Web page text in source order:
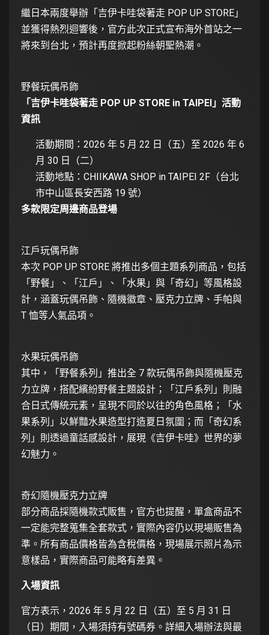
繼日本兩度舉辦「吉伊卡哇袋著走 POP UP STORE」
並獲得熱烈迴響後，官方此次正式宣布海外首站之一
將來到台北，預計再度掀起粉絲朝聖熱潮。
野餐玩偶吊飾
「吉伊卡哇袋著走 POP UP STORE in TAIPEI 」活動
資訊
活動期間：2026 年 5 月 22 日（五）至 2026 年 6
月 30 日（二）
活動地點：CHIIKAWA SHOP in TAIPEI 2F（台北
市中山區長安西路 19 號）
多款限定周邊商品登場
江戶玩偶吊飾
本次 POP UP STORE 將推出多個主題系列商品，包括
「野餐」、「江戶」、「水果」與「奇幻」等風格設
計，涵蓋玩偶吊飾、隨機徽章、壓克力立牌、手帕與
T 恤等人氣品項。
水果玩偶吊飾
其中，「野餐系列」推出全 7 款玩偶吊飾與隨機壓克
力立牌，搭配繽紛野餐主題設計；「江戶系列」則融
合日式傳統元素，呈現不同於以往的角色風格；「水
果系列」以鮮豔水果造型打造夏日氛圍；而「奇幻系
列」則透過童話感設計，展現《吉伊卡哇》世界的夢
幻魅力。
奇幻隨機壓克力立牌
部分商品採隨機款式販售，官方也提醒，單盒商品不
一定能完整蒐集全套款式，實際內容仍以現場販售為
準。所有商品價格皆為含稅價格，現場展示照片為示
意樣品，實際商品可能略有差異。
入場資訊
官方表示，2026 年 5 月 22 日（五）至 5 月 31 日
（日）期間，入場須持有號碼券。詳細入場辦法與最